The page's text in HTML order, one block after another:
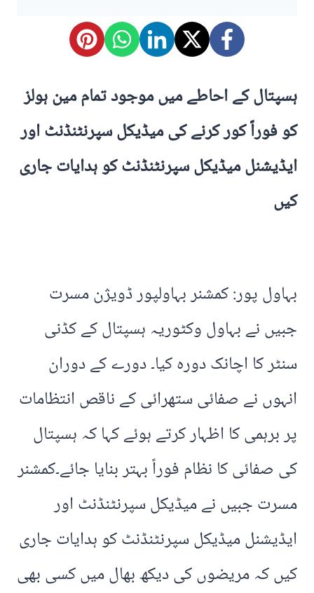
ہسپتال کے احاطے میں موجود تمام مین ہولز
کو فوراً کور کرنے کی میڈیکل سپرنٹنڈنٹ اور
ایڈیشنل میڈیکل سپرنٹنڈنٹ کو ہدایات جاری
کیں
بہاول پور: کمشنر بہاولپور ڈویژن مسرت
جبیں نے بہاول وکٹوریہ ہسپتال کے کڈنی
سنٹر کا اچانک دورہ کیا۔ دورے کے دوران
انہوں نے صفائی ستھرائی کے ناقص انتظامات
پر برہمی کا اظہار کرتے ہوئے کہا کہ ہسپتال
کی صفائی کا نظام فوراً بہتر بنایا جائے۔کمشنر
مسرت جبیں نے میڈیکل سپرنٹنڈنٹ اور
ایڈیشنل میڈیکل سپرنٹنڈنٹ کو ہدایات جاری
کیں کہ مریضوں کی دیکھ بھال میں کسی بھی